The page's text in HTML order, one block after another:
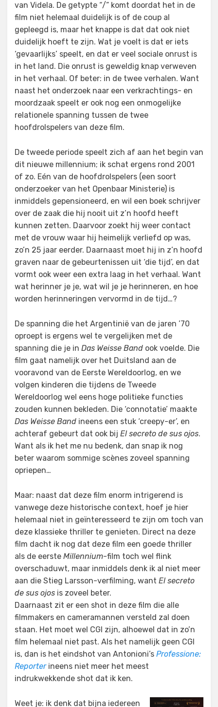
van Videla. De getypte “/” komt doordat het in de
film niet helemaal duidelijk is of de coup al
gepleegd is, maar het knappe is dat dat ook niet
duidelijk hoeft te zijn. Wat je voelt is dat er iets
‘gevaarlijks’ speelt, en dat er veel sociale onrust is
in het land. Die onrust is geweldig knap verweven
in het verhaal. Of beter: in de twee verhalen. Want
naast het onderzoek naar een verkrachtings- en
moordzaak speelt er ook nog een onmogelijke
relationele spanning tussen de twee
hoofdrolspelers van deze film.
De tweede periode speelt zich af aan het begin van
dit nieuwe millennium; ik schat ergens rond 2001
of zo. Eén van de hoofdrolspelers (een soort
onderzoeker van het Openbaar Ministerie) is
inmiddels gepensioneerd, en wil een boek schrijver
over de zaak die hij nooit uit z’n hoofd heeft
kunnen zetten. Daarvoor zoekt hij weer contact
met de vrouw waar hij heimelijk verliefd op was,
zo’n 25 jaar eerder. Daarnaast moet hij in z’n hoofd
graven naar de gebeurtenissen uit ‘die tijd’, en dat
vormt ook weer een extra laag in het verhaal. Want
wat herinner je je, wat wil je je herinneren, en hoe
worden herinneringen vervormd in de tijd…?
De spanning die het Argentinië van de jaren ’70
oproept is ergens wel te vergelijken met de
spanning die je in Das Weisse Band ook voelde. Die
film gaat namelijk over het Duitsland aan de
vooravond van de Eerste Wereldoorlog, en we
volgen kinderen die tijdens de Tweede
Wereldoorlog wel eens hoge politieke functies
zouden kunnen bekleden. Die ‘connotatie’ maakte
Das Weisse Band ineens een stuk ‘creepy-er’, en
achteraf gebeurt dat ook bij El secreto de sus ojos.
Want als ik het me nu bedenk, dan snap ik nog
beter waarom sommige scènes zoveel spanning
opriepen…
Maar: naast dat deze film enorm intrigerend is
vanwege deze historische context, hoef je hier
helemaal niet in geïnteresseerd te zijn om toch van
deze klassieke thriller te genieten. Direct na deze
film dacht ik nog dat deze film een goede thriller
als de eerste Millennium-film toch wel flink
overschaduwt, maar inmiddels denk ik al niet meer
aan die Stieg Larsson-verfilming, want El secreto
de sus ojos is zoveel beter.
Daarnaast zit er een shot in deze film die alle
filmmakers en cameramannen versteld zal doen
staan. Het moet wel CGI zijn, alhoewel dat in zo’n
film helemaal niet past. Als het namelijk geen CGI
is, dan is het eindshot van Antonioni’s Professione:
Reporterineens niet meer het meest
indrukwekkende shot dat ik ken.
Weet je: ik denk dat bijna iedereen